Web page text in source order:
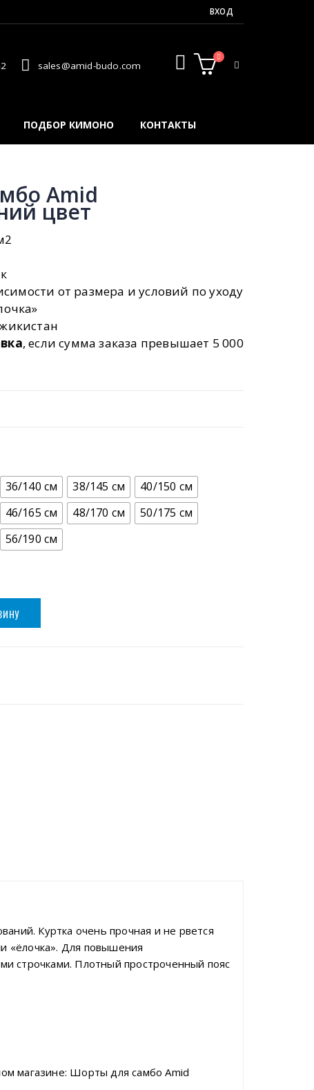
ВХОД
sales@amid-budo.com
ПОДБОР КИМОНО КОНТАКТЫ
Amid
цвет
от размера и условий по уходу
, если сумма заказа превышает 5 000
36/140 см 38/145 см
40/150 см
46/165 см 48/170 см
50/175 см
56/190 см
Куртка очень прочная и не рвется
«ёлочка». Для повышения
строчками. Плотный простроченный пояс
магазине: Шорты для самбо Amid